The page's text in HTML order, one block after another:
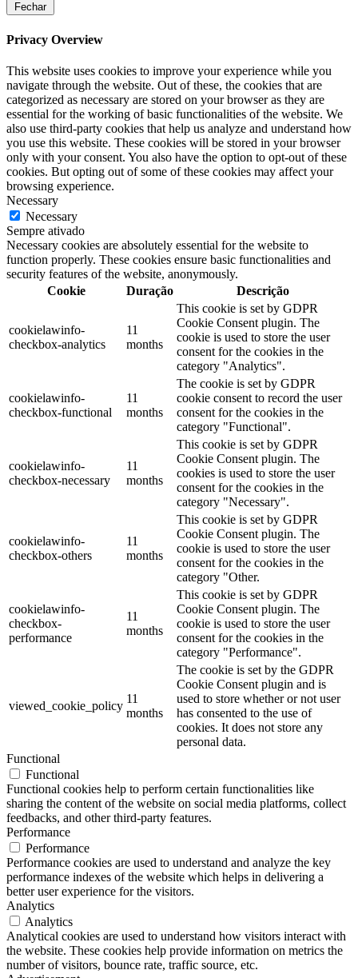
Fechar
Privacy Overview
This website uses cookies to improve your experience while you
navigate through the website. Out of these, the cookies that are
categorized as necessary are stored on your browser as they are
essential for the working of basic functionalities of the website. We
also use third-party cookies that help us analyze and understand how
you use this website. These cookies will be stored in your browser
only with your consent. You also have the option to opt-out of these
cookies. But opting out of some of these cookies may affect your
browsing experience.
Necessary
Necessary
Sempre ativado
Necessary cookies are absolutely essential for the website to
function properly. These cookies ensure basic functionalities and
security features of the website, anonymously.
Cookie
Duração Descrição
cookielawinfo-
checkbox-analytics
11
months
This cookie is set by GDPR
Cookie Consent plugin. The
cookie is used to store the user
consent for the cookies in the
category "Analytics".
cookielawinfo-
checkbox-functional
11
months
The cookie is set by GDPR
cookie consent to record the user
consent for the cookies in the
category "Functional".
cookielawinfo-
checkbox-necessary
11
months
This cookie is set by GDPR
Cookie Consent plugin. The
cookies is used to store the user
consent for the cookies in the
category "Necessary".
cookielawinfo-
checkbox-others
11
months
This cookie is set by GDPR
Cookie Consent plugin. The
cookie is used to store the user
consent for the cookies in the
category "Other.
cookielawinfo-
checkbox-
performance
11
months
This cookie is set by GDPR
Cookie Consent plugin. The
cookie is used to store the user
consent for the cookies in the
category "Performance".
viewed_cookie_policy
11
months
The cookie is set by the GDPR
Cookie Consent plugin and is
used to store whether or not user
has consented to the use of
cookies. It does not store any
personal data.
Functional
Functional
Functional cookies help to perform certain functionalities like
sharing the content of the website on social media platforms, collect
feedbacks, and other third-party features.
Performance
Performance
Performance cookies are used to understand and analyze the key
performance indexes of the website which helps in delivering a
better user experience for the visitors.
Analytics
Analytics
Analytical cookies are used to understand how visitors interact with
the website. These cookies help provide information on metrics the
number of visitors, bounce rate, traffic source, etc.